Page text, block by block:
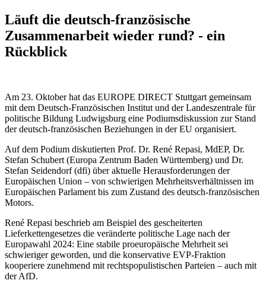
Läuft die deutsch-französische
Zusammenarbeit wieder rund? - ein
Rückblick
Am 23. Oktober hat das EUROPE DIRECT Stuttgart gemeinsam
mit dem Deutsch-Französischen Institut und der Landeszentrale für
politische Bildung Ludwigsburg eine Podiumsdiskussion zur Stand
der deutsch-französischen Beziehungen in der EU organisiert.
Auf dem Podium diskutierten Prof. Dr. René Repasi, MdEP, Dr.
Stefan Schubert (Europa Zentrum Baden Württemberg) und Dr.
Stefan Seidendorf (dfi) über aktuelle Herausforderungen der
Europäischen Union – von schwierigen Mehrheitsverhältnissen im
Europäischen Parlament bis zum Zustand des deutsch-französischen
Motors.
René Repasi beschrieb am Beispiel des gescheiterten
Lieferkettengesetzes die veränderte politische Lage nach der
Europawahl 2024: Eine stabile proeuropäische Mehrheit sei
schwieriger geworden, und die konservative EVP-Fraktion
kooperiere zunehmend mit rechtspopulistischen Parteien – auch mit
der AfD.